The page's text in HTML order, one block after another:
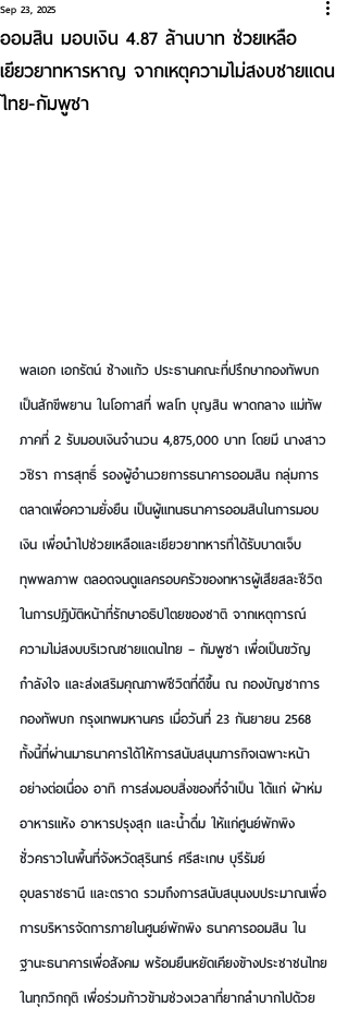
ออมสิน มอบเงิน 4.87 ล้านบาท ช่วยเหลือ
เยียวยาทหารหาญ จากเหตุความไม่สงบชายแดน
ไทย-กัมพูชา
Sep 23, 2025
พลเอก เอกรัตน์ ช้างแก้ว ประธานคณะที่ปรึกษากองทัพบก
เป็นสักขีพยาน ในโอกาสที่ พลโท บุญสิน พาดกลาง แม่ทัพ
ภาคที่ 2 รับมอบเงินจำนวน 4,875,000 บาท โดยมี นางสาว
วชิรา การสุทธิ์ รองผู้อำนวยการธนาคารออมสิน กลุ่มการ
ตลาดเพื่อความยั่งยืน เป็นผู้แทนธนาคารออมสินในการมอบ
เงิน เพื่อนำไปช่วยเหลือและเยียวยาทหารที่ได้รับบาดเจ็บ
ทุพพลภาพ ตลอดจนดูแลครอบครัวของทหารผู้เสียสละชีวิต
ในการปฏิบัติหน้าที่รักษาอธิปไตยของชาติ จากเหตุการณ์
ความไม่สงบบริเวณชายแดนไทย – กัมพูชา เพื่อเป็นขวัญ
กำลังใจ และส่งเสริมคุณภาพชีวิตที่ดีขึ้น ณ กองบัญชาการ
กองทัพบก กรุงเทพมหานคร เมื่อวันที่ 23 กันยายน 2568
ทั้งนี้ที่ผ่านมาธนาคารได้ให้การสนับสนุนภารกิจเฉพาะหน้า
อย่างต่อเนื่อง อาทิ การส่งมอบสิ่งของที่จำเป็น ได้แก่ ผ้าห่ม
อาหารแห้ง อาหารปรุงสุก และน้ำดื่ม ให้แก่ศูนย์พักพิง
ชั่วคราวในพื้นที่จังหวัดสุรินทร์ ศรีสะเกษ บุรีรัมย์
อุบลราชธานี และตราด รวมถึงการสนับสนุนงบประมาณเพื่อ
การบริหารจัดการภายในศูนย์พักพิง ธนาคารออมสิน ใน
ฐานะธนาคารเพื่อสังคม พร้อมยืนหยัดเคียงข้างประชาชนไทย
ในทุกวิกฤติ เพื่อร่วมก้าวข้ามช่วงเวลาที่ยากลำบากไปด้วย